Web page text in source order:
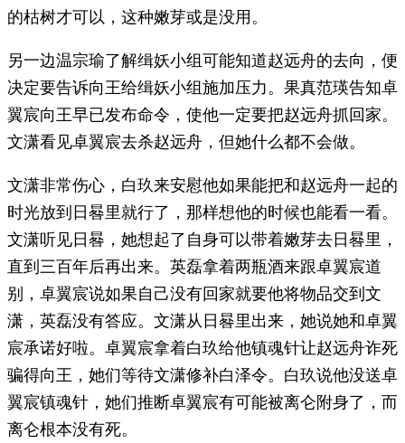
的枯树才可以，这种嫩芽或是没用。
另一边温宗瑜了解缉妖小组可能知道赵远舟的去向，便
决定要告诉向王给缉妖小组施加压力。果真范瑛告知卓
翼宸向王早已发布命令，使他一定要把赵远舟抓回家。
文潇看见卓翼宸去杀赵远舟，但她什么都不会做。
文潇非常伤心，白玖来安慰他如果能把和赵远舟一起的
时光放到日晷里就行了，那样想他的时候也能看一看。
文潇听见日晷，她想起了自身可以带着嫩芽去日晷里，
直到三百年后再出来。英磊拿着两瓶酒来跟卓翼宸道
别，卓翼宸说如果自己没有回家就要他将物品交到文
潇，英磊没有答应。文潇从日晷里出来，她说她和卓翼
宸承诺好啦。卓翼宸拿着白玖给他镇魂针让赵远舟诈死
骗得向王，她们等待文潇修补白泽令。白玖说他没送卓
翼宸镇魂针，她们推断卓翼宸有可能被离仑附身了，而
离仑根本没有死。